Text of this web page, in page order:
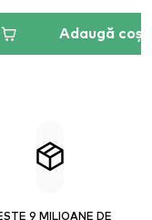
Adaugă coș
9 MILIOANE DE